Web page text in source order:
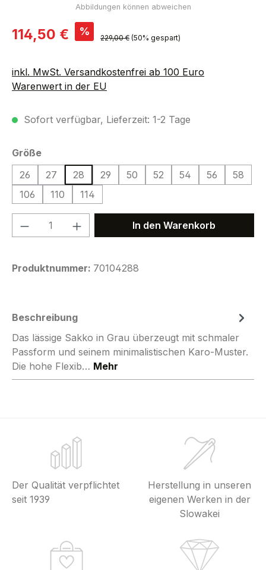
Verkaufspreis:
114,50 € % Regulärer Preis:
229,00 € (50% gespart)
inkl. MwSt. Versandkostenfrei ab 100 Euro
Warenwert in der EU
Sofort verfügbar, Lieferzeit: 1-2 Tage
Größeauswählen
26
27 28 29 50 52 54 56
58
106
110 114
Produkt Anzahl: Gib denIn den Warenkorb
Produktnummer: 70104288
Beschreibung
Das lässige Sakko in Grau überzeugt mit schmaler
Passform und seinem minimalistischen Karo-Muster.
Die hohe Flexib… Mehr
Der Qualität verpflichtet
seit 1939
Herstellung in unseren
eigenen Werken in der
Slowakei